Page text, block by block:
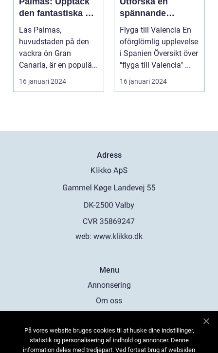
den fantastiska ön
Gran Canaria
Las Palmas,
huvudstaden på den
vackra ön Gran
Canaria, är en populär
resedestination för
privatperso...
16 januari 2024
spännande
destination
Flyga till Valencia En
oförglömlig upplevelse
i Spanien Översikt över
"flyga till Valencia" ...
16 januari 2024
Adress
web: www.klikko.dk
Menu
Annonsering
Om oss
Kontakta oss
Sitemap
På vores website bruges cookies til at huske dine indstillinger,
statistik og personalisering af indhold og annoncer. Denne
information deles med tredjepart. Ved fortsat brug af websiden